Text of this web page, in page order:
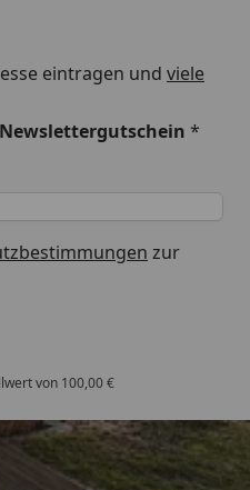
eintragen und viele
*
zur
von 100,00 €